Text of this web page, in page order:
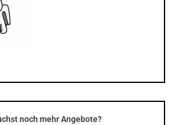
noch mehr Angebote?